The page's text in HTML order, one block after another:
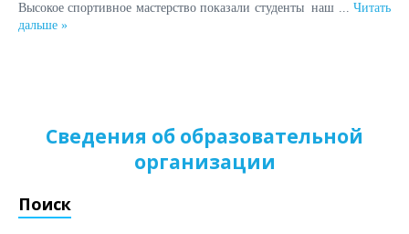
Высокое спортивное мастерство показали студенты наш ... Читать
дальше »
Сведения об образовательной
организации
Поиск